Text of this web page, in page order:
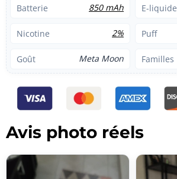
Batterie 850 mAh E-liquide
Nicotine 2% Puff
Goût Meta Moon Familles
Avis photo réels